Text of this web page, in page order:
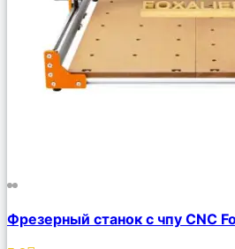
Описание
Избранное
Фрезерный станок с чпу CNC